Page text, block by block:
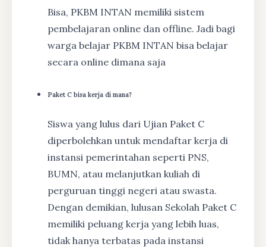
Bisa, PKBM INTAN memiliki sistem
pembelajaran online dan offline. Jadi bagi
warga belajar PKBM INTAN bisa belajar
secara online dimana saja
Paket C bisa kerja di mana?
Siswa yang lulus dari Ujian Paket C
diperbolehkan untuk mendaftar kerja di
instansi pemerintahan seperti PNS,
BUMN, atau melanjutkan kuliah di
perguruan tinggi negeri atau swasta.
Dengan demikian, lulusan Sekolah Paket C
memiliki peluang kerja yang lebih luas,
tidak hanya terbatas pada instansi